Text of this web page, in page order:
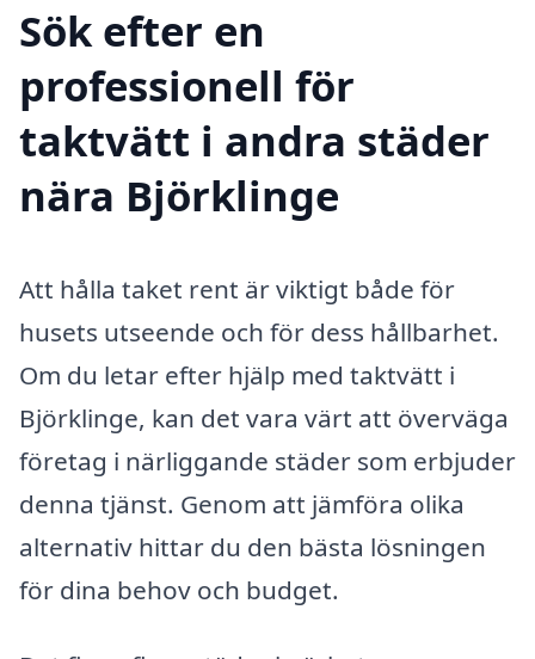
Sök efter en
professionell för
taktvätt i andra städer
nära Björklinge
Att hålla taket rent är viktigt både för
husets utseende och för dess hållbarhet.
Om du letar efter hjälp med taktvätt i
Björklinge, kan det vara värt att överväga
företag i närliggande städer som erbjuder
denna tjänst. Genom att jämföra olika
alternativ hittar du den bästa lösningen
för dina behov och budget.